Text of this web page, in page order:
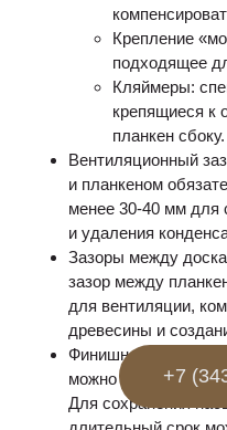
+7
Крепление
подходящее
Кляймеры:
крепящиеся к
планкен сбоку.
Вентиляционный
и планкеном
менее 30-40 мм для
и удаления
Зазоры между
зазор между
для вентиляции,
древесины и
Финишная
можно монтировать
Для сохранения